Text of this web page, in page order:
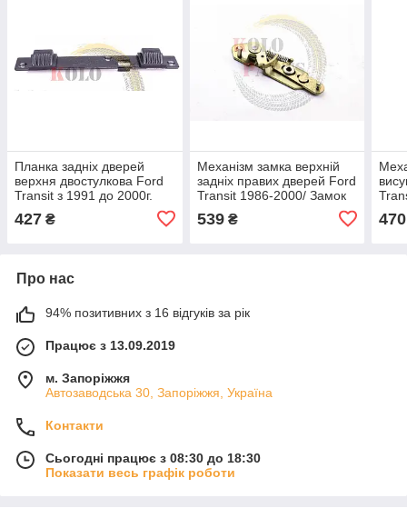
Планка задніх дверей
верхня двостулкова Ford
Transit з 1991 до 2000г.
Форд Транзит фіксатор на
двері (розпошна)
427 ₴
Механізм замка верхній
задніх правих дверей Ford
Transit 1986-2000/ Замок
539₴ 470
Про нас
94% позитивних з 16 відгуків за рік
Працює з 13.09.2019
м. Запоріжжя
Автозаводська 30, Запоріжжя, Україна
Контакти
Сьогодні працює з 08:30 до 18:30
Показати весь графік роботи